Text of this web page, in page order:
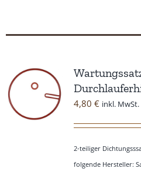
4,80 € inkl. MwSt.
2-teiliger
folgende Hersteller: